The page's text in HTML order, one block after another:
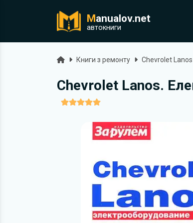
Manualov.net
автокниги
ГоловнаКниги з ремонту Chevrolet Lanos
Chevrolet Lanos.